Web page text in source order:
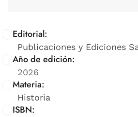
Editorial:
Publicaciones y Ediciones
Año de edición:
2026
Materia:
Historia
ISBN: